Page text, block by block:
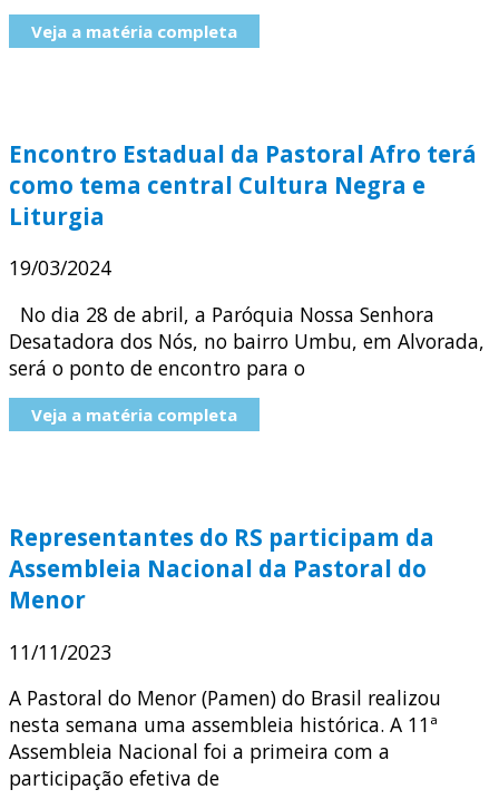
Veja a matéria completa
Encontro Estadual da Pastoral Afro terá
como tema central Cultura Negra e
Liturgia
19/03/2024
No dia 28 de abril, a Paróquia Nossa Senhora
Desatadora dos Nós, no bairro Umbu, em Alvorada,
será o ponto de encontro para o
Veja a matéria completa
Representantes do RS participam da
Assembleia Nacional da Pastoral do
Menor
11/11/2023
A Pastoral do Menor (Pamen) do Brasil realizou
nesta semana uma assembleia histórica. A 11ª
Assembleia Nacional foi a primeira com a
participação efetiva de